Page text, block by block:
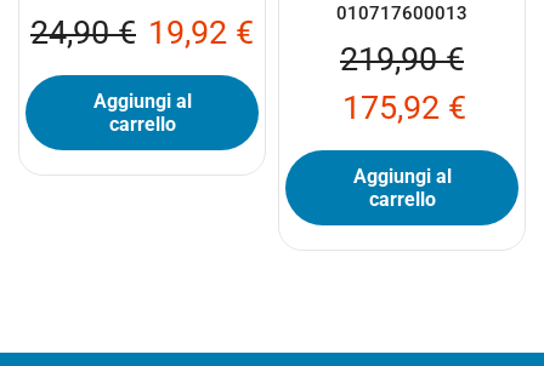
24,90€ 19,92 €
Aggiungi al
carrello
010717600013
219,90€
175,92 €
Aggiungi al
carrello